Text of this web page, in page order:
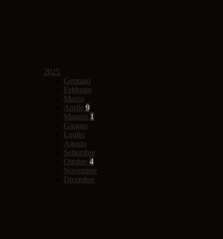
2025
Gennaio
Febbraio
Marzo
Aprile 9
Maggio 1
Giugno
Luglio
Agosto
Settembre
Ottobre 4
Novembre
Dicembre